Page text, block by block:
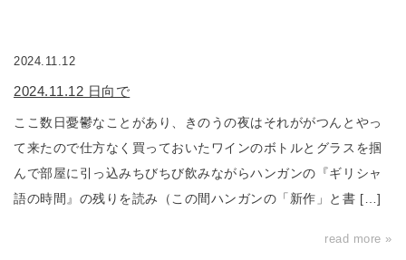
2024.11.12
2024.11.12 日向で
ここ数日憂鬱なことがあり、きのうの夜はそれががつんとやっ
て来たので仕方なく買っておいたワインのボトルとグラスを掴
んで部屋に引っ込みちびちび飲みながらハンガンの『ギリシャ
語の時間』の残りを読み（この間ハンガンの「新作」と書 […]
read more »